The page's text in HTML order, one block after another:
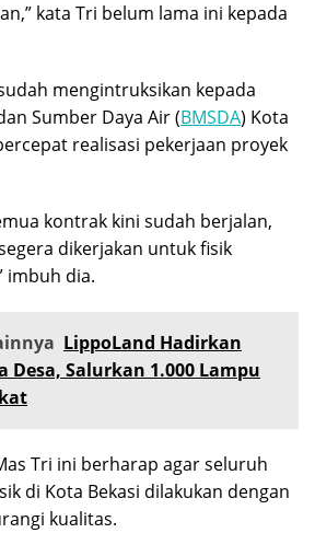
kata Tri belum lama ini kepada
mengintruksikan kepada
Sumber Daya Air (BMSDA) Kota
realisasi pekerjaan proyek
kontrak kini sudah berjalan,
dikerjakan untuk fisik
imbuh dia.
LippoLand Hadirkan
Desa, Salurkan 1.000 Lampu
Tri ini berharap agar seluruh
di Kota Bekasi dilakukan dengan
kualitas.